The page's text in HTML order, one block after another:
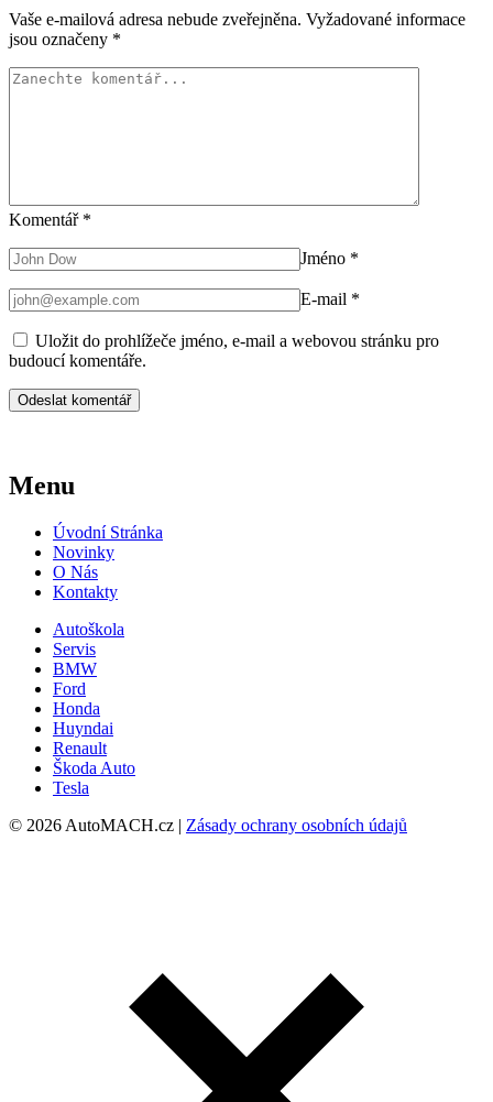
Vaše e-mailová adresa nebude zveřejněna. Vyžadované informace
jsou označeny *
Komentář *
Jméno *
E-mail *
Uložit do prohlížeče jméno, e-mail a webovou stránku pro
budoucí komentáře.
Menu
Úvodní Stránka
Novinky
O Nás
Kontakty
Autoškola
Servis
BMW
Ford
Honda
Huyndai
Renault
Škoda Auto
Tesla
© 2026 AutoMACH.cz | Zásady ochrany osobních údajů